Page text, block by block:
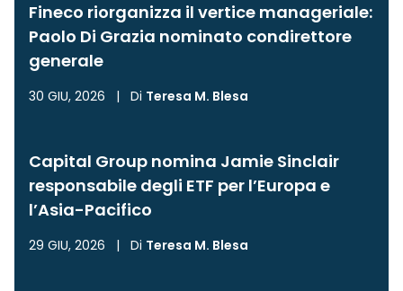
Fineco riorganizza il vertice manageriale:
Paolo Di Grazia nominato condirettore
generale
30 GIU, 2026 | Di Teresa M. Blesa
Capital Group nomina Jamie Sinclair
responsabile degli ETF per l’Europa e
l’Asia-Pacifico
29 GIU, 2026 | Di Teresa M. Blesa